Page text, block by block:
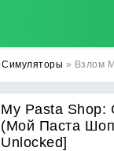
Симуляторы » Взлом My Pasta Shop: Cooking
My Pasta Shop:
(Мой Паста
Unlocked]